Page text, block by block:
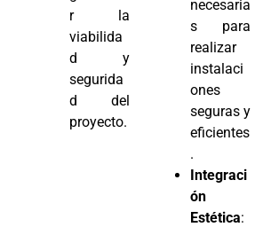
r la
viabilida
d y
segurida
d del
proyecto.
necesaria
s para
realizar
instalaci
ones
seguras y
eficientes
.
Integraci
ón
Estética: